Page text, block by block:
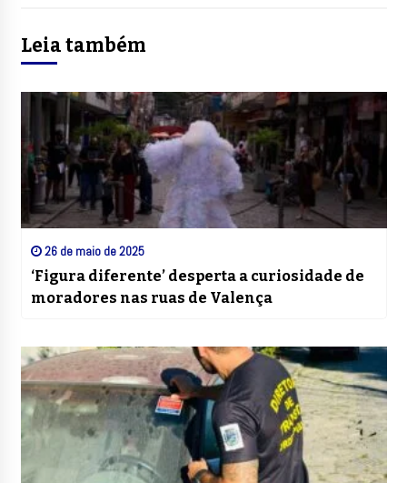
Leia também
26 de maio de 2025
‘Figura diferente’ desperta a curiosidade de
moradores nas ruas de Valença